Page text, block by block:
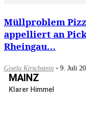
Müllproblem
appelliert an
Rheingau...
Gisela Kirschstein - 9. Juli
MAINZ
Klarer Himmel